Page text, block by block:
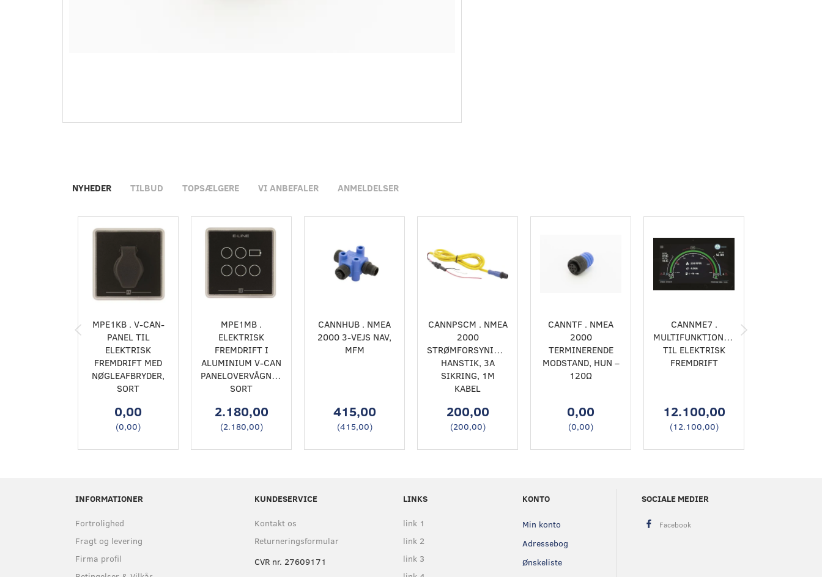
NYHEDER TILBUD TOPSÆLGERE VI ANBEFALER ANMELDELSER
MPE1KB . V-CAN-
PANEL TIL
ELEKTRISK
FREMDRIFT MED
NØGLEAFBRYDER,
SORT
0,00
(0,00)
MPE1MB .
ELEKTRISK
FREMDRIFT I
ALUMINIUM V-CAN
PANELOVERVÅGNING,
SORT
2.180,00
(2.180,00)
CANNHUB . NMEA
2000 3-VEJS NAV,
MFM
415,00
(415,00)
CANNPSCM . NMEA
2000
STRØMFORSYNINGSKABEL,
HANSTIK, 3A
SIKRING, 1M
KABEL
200,00
(200,00)
CANNTF . NMEA
2000
TERMINERENDE
MODSTAND, HUN –
120Ω
0,00
(0,00)
CANNME7 .
MULTIFUNKTIONSDISPLAY
TIL ELEKTRISK
FREMDRIFT
12.100,00
(12.100,00)
INFORMATIONER
Fortrolighed
Fragt og levering
Firma profil
KUNDESERVICE
Kontakt os
Returneringsformular
CVR nr. 27609171
LINKS
link 1
link 2
link 3
KONTO
Min konto
Adressebog
Ønskeliste
SOCIALE MEDIER